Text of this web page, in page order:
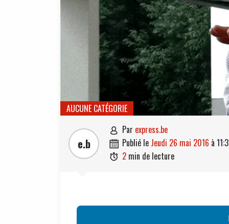
AUCUNE CATÉGORIE
e.b
 par express.be
 publié le jeudi 26 mai 2016 à
 2 min de lecture